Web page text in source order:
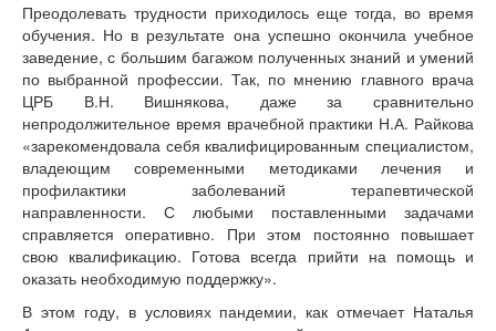
Преодолевать трудности приходилось еще тогда, во время
обучения. Но в результате она успешно окончила учебное
заведение, с большим багажом полученных знаний и умений
по выбранной профессии. Так, по мнению главного врача
ЦРБ В.Н. Вишнякова, даже за сравнительно
непродолжительное время врачебной практики Н.А. Райкова
«зарекомендовала себя квалифицированным специалистом,
владеющим современными методиками лечения и
профилактики заболеваний терапевтической
направленности. С любыми поставленными задачами
справляется оперативно. При этом постоянно повышает
свою квалификацию. Готова всегда прийти на помощь и
оказать необходимую поддержку».
В этом году, в условиях пандемии, как отмечает Наталья